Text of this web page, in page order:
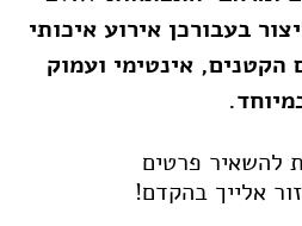
בעבורכן אירוע איכותי
אינטימי ועמוק
להשאיר פרטים
אלייך בהקדם!